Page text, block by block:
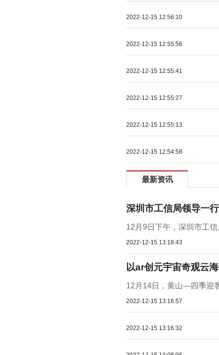
2022-12-15 12:56:10
2022-12-15 12:55:56
2022-12-15 12:55:41
2022-12-15 12:55:27
2022-12-15 12:55:13
2022-12-15 12:54:58
最新资讯
深圳市工信局领导一
12月9日下午，深圳市工
2022-12-15 13:18:43
以ar创元宇宙奇观云
12月14日，黄山—四季迎
2022-12-15 13:16:57
2022-12-15 13:16:32